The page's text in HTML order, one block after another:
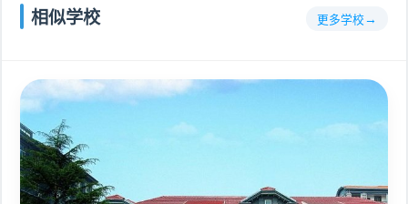
相似学校 更多学校